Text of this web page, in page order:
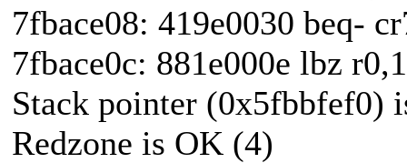
7fbace08: 419e0030 beq-
7fbace0c: 881e000e lbz
Stack pointer (0x5fbbfef0)
Redzone is OK (4)